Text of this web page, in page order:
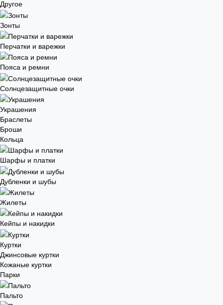
Другое
Зонты
Перчатки и варежки
Пояса и ремни
Солнцезащитные очки
Украшения
Браслеты
Броши
Кольца
Шарфы и платки
Дубленки и шубы
Жилеты
Кейпы и накидки
Куртки
Джинсовые куртки
Кожаные куртки
Парки
Пальто